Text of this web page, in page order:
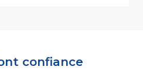
confiance